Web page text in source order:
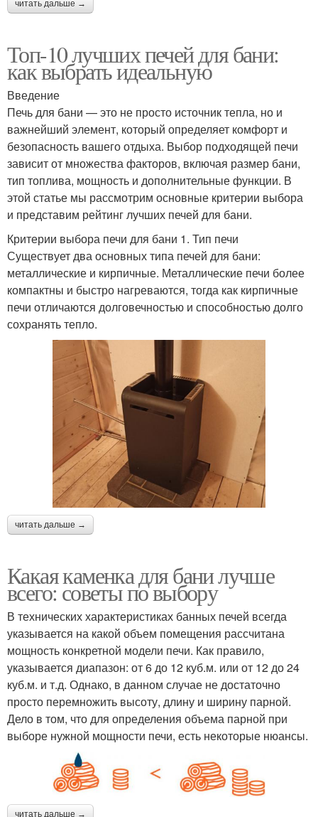
читать дальше →
Топ-10 лучших печей для бани:
как выбрать идеальную
Введение
Печь для бани — это не просто источник тепла, но и
важнейший элемент, который определяет комфорт и
безопасность вашего отдыха. Выбор подходящей печи
зависит от множества факторов, включая размер бани,
тип топлива, мощность и дополнительные функции. В
этой статье мы рассмотрим основные критерии выбора
и представим рейтинг лучших печей для бани.
Критерии выбора печи для бани 1. Тип печи
Существует два основных типа печей для бани:
металлические и кирпичные. Металлические печи более
компактны и быстро нагреваются, тогда как кирпичные
печи отличаются долговечностью и способностью долго
сохранять тепло.
читать дальше →
Какая каменка для бани лучше
всего: советы по выбору
В технических характеристиках банных печей всегда
указывается на какой объем помещения рассчитана
мощность конкретной модели печи. Как правило,
указывается диапазон: от 6 до 12 куб.м. или от 12 до 24
куб.м. и т.д. Однако, в данном случае не достаточно
просто перемножить высоту, длину и ширину парной.
Дело в том, что для определения объема парной при
выборе нужной мощности печи, есть некоторые нюансы.
читать дальше →